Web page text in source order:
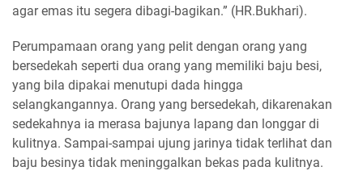
agar emas itu segera dibagi-bagikan.” (HR.Bukhari).
Perumpamaan orang yang pelit dengan orang yang
bersedekah seperti dua orang yang memiliki baju besi,
yang bila dipakai menutupi dada hingga
selangkangannya. Orang yang bersedekah, dikarenakan
sedekahnya ia merasa bajunya lapang dan longgar di
kulitnya. Sampai-sampai ujung jarinya tidak terlihat dan
baju besinya tidak meninggalkan bekas pada kulitnya.